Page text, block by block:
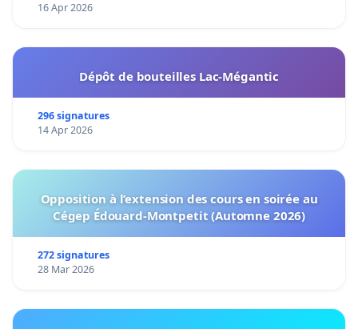
16 Apr 2026
Dépôt de bouteilles Lac-Mégantic
296 signatures
14 Apr 2026
Opposition à l’extension des cours en soirée au
Cégep Édouard-Montpetit (Automne 2026)
272 signatures
28 Mar 2026